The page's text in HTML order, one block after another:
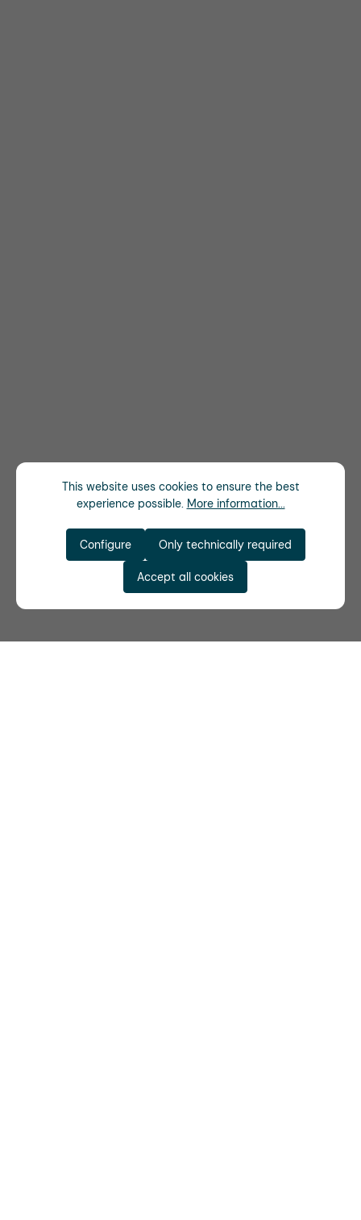
This website uses cookies to ensure the best
experience possible. More information...
Only technically required
Configure
Accept all cookies